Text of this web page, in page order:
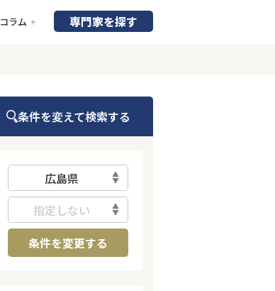
コラム 専門家を探す
条件を変えて検索する
広島県
指定しない
条件を変更する